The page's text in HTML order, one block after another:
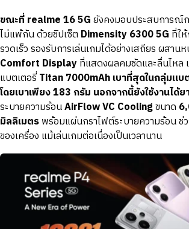
ขณะที่ realme 16 5Gยังคงมอบประสบการณ์
ไม่แพ้กัน ด้วยชิปเซ็ต Dimensity 6300 5G ที่ใ
รวดเร็ว รองรับการเล่นเกมได้อย่างเสถียร ผสาน
Comfort Displayที่แสดงผลคมชัดและลื่นไหล
แบตเตอรี่Titan 7000mAh เบาที่สุดในกลุ่มแบ
โดยเบาเพียง 183 กรัม นอกจากนี้ยังใช้งานได้ย
ระบายความร้อนAirFlow VC Coolingขนาด
มิลลิเมตรพร้อมแผ่นกราไฟต์ระบายความร้อน
ของเครื่อง แม้เล่นเกมต่อเนื่องเป็นเวลานาน